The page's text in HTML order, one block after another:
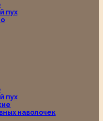
пух
пух
наволочек